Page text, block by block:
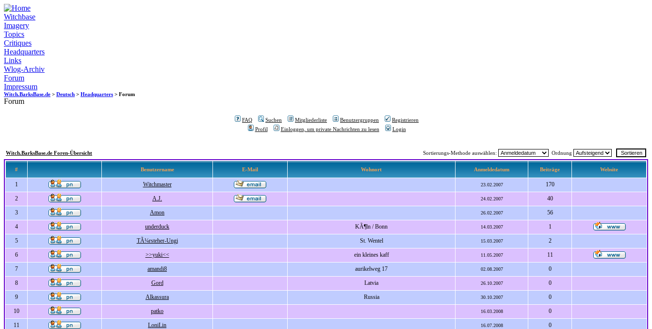
Witchbase
Imagery
Topics
Critiques
Headquarters
Links
Wlog-Archiv
Forum
Impressum
Witch.BarksBase.de > Deutsch > Headquarters > Forum
Forum
FAQ Suchen Mitgliederliste Benutzergruppen
Registrieren
Profil
Einloggen, um private Nachrichten zu lesen Login
Witch.BarksBase.de Foren-Übersicht Sortierungs-Methode auswählen: Ordnung
# Benutzername E-Mail Wohnort Anmeldedatum Beiträge Website
1 Witchmaster 23.02.2007 170
2 A.J. 24.02.2007 40
3 Amon 26.02.2007 56
4 underduck KÃ¶ln / Bonn 14.03.2007 1
5 TÃ¼rsteher-Ungi St. Wentel 15.03.2007 2
6 >>yuki<< ein kleines kaff 11.05.2007 11
7 amandi8 aurikelweg 17 02.08.2007 0
8 Gord Latvia 26.10.2007 0
9 Alkassura Russia 30.10.2007 0
10 patko 16.03.2008 0
11 LoniLin 16.07.2008 0